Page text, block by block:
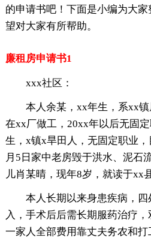
的申请书吧！下面是小编为大
望对大家有所帮助。
廉租房申请书1
xxx社区：
本人余某，xx年生，系xx
在xx厂做工，20xx年以后无固
生，x镇x旱田人，无固定职业
月5日家中老房毁于洪水、泥石
儿肖某晴，现年8岁，就读于xx
本人长期以来身患疾病，
入，手术后后需长期服药治疗，
一家人全部费用靠丈夫务农和